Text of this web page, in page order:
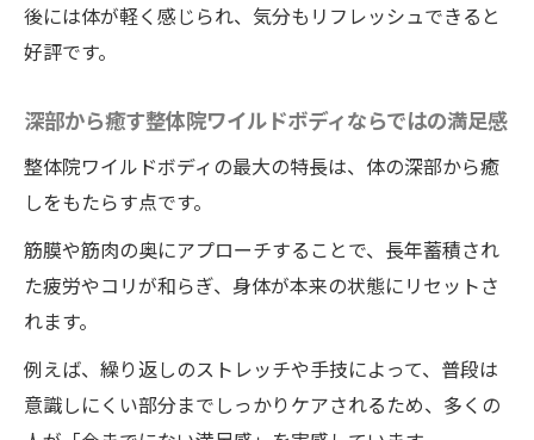
後には体が軽く感じられ、気分もリフレッシュできると
好評です。
深部から癒す整体院ワイルドボディならではの満足感
整体院ワイルドボディの最大の特長は、体の深部から癒
しをもたらす点です。
筋膜や筋肉の奥にアプローチすることで、長年蓄積され
た疲労やコリが和らぎ、身体が本来の状態にリセットさ
れます。
例えば、繰り返しのストレッチや手技によって、普段は
意識しにくい部分までしっかりケアされるため、多くの